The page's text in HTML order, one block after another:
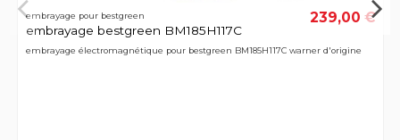
embrayage pour bestgreen
embrayage bestgreen BM185H117C
239,00 €
embrayage électromagnétique pour bestgreen BM185H117C warner d'origine